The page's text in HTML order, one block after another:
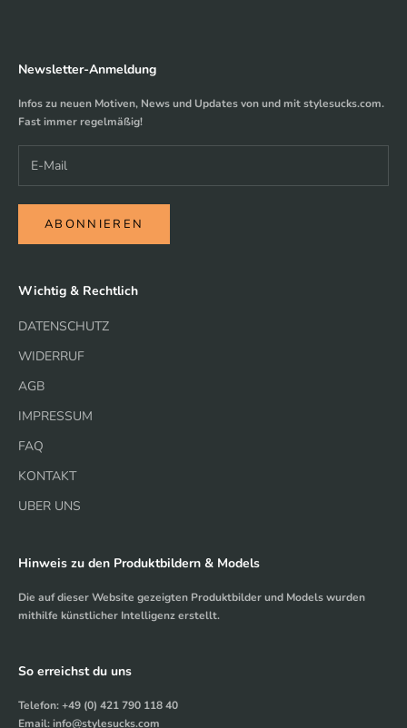
Newsletter-Anmeldung
Infos zu neuen Motiven, News und Updates von und mit stylesucks.com.
Fast immer regelmäßig!
ABONNIEREN
Wichtig & Rechtlich
DATENSCHUTZ
WIDERRUF
AGB
IMPRESSUM
FAQ
KONTAKT
UBER UNS
Hinweis zu den Produktbildern & Models
Die auf dieser Website gezeigten Produktbilder und Models wurden
mithilfe künstlicher Intelligenz erstellt.
So erreichst du uns
Telefon: +49 (0) 421 790 118 40
Email: info@stylesucks.com